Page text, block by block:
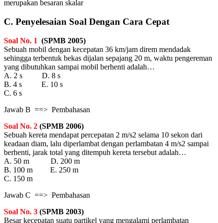
merupakan besaran skalar
C. Penyelesaian Soal Dengan Cara Cepat
Soal No. 1 (SPMB 2005)
Sebuah mobil dengan kecepatan 36 km/jam direm mendadak
sehingga terbentuk bekas dijalan sepajang 20 m, waktu pengereman
yang dibutuhkan sampai mobil berhenti adalah…
A. 2 s D. 8 s
B. 4 s E. 10 s
C. 6 s
Jawab B ==> Pembahasan
Soal No. 2 (SPMB 2006)
Sebuah kereta mendapat percepatan 2 m/s2 selama 10 sekon dari
keadaan diam, lalu diperlambat dengan perlambatan 4 m/s2 sampai
berhenti, jarak total yang ditempuh kereta tersebut adalah…
A. 50 m D. 200 m
B. 100 m E. 250 m
C. 150 m
Jawab C ==> Pembahasan
Soal No. 3 (SPMB 2003)
Besar kecepatan suatu partikel yang mengalami perlambatan